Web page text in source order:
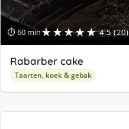
⏱ 60 min★★★★★ 4.5 (20)
Rabarber cake
Taarten, koek & gebak